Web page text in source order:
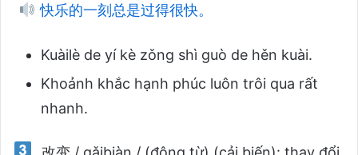
快乐的一刻总是过得很快。
Kuàilè de yí kè zǒng shì guò de hěn kuài.
Khoảnh khắc hạnh phúc luôn trôi qua rất
nhanh.